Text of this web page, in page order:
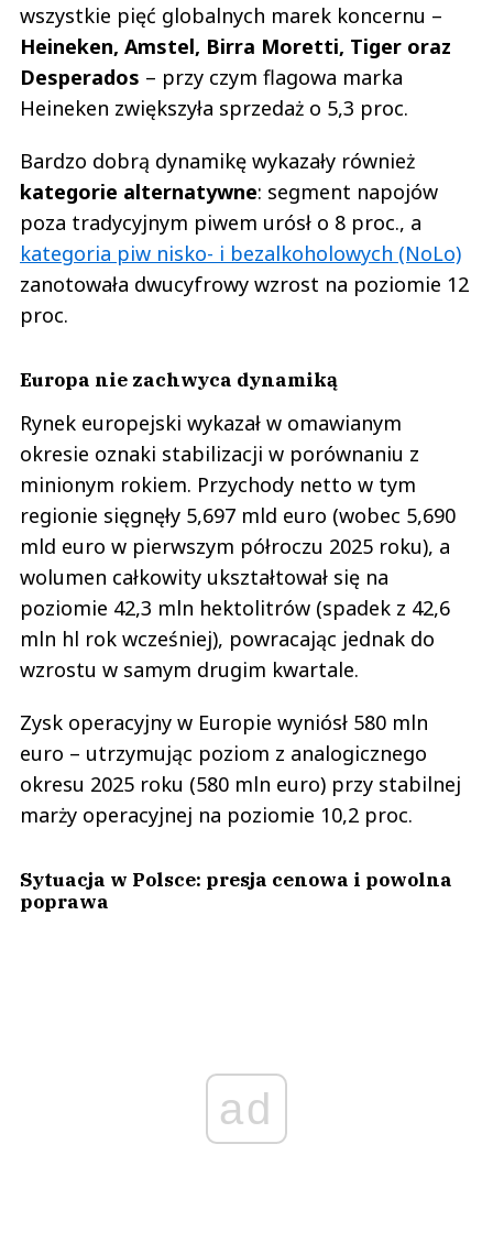
wszystkie pięć globalnych marek koncernu –
Heineken, Amstel, Birra Moretti, Tiger oraz
Desperados – przy czym flagowa marka
Heineken zwiększyła sprzedaż o 5,3 proc.
Bardzo dobrą dynamikę wykazały również
kategorie alternatywne: segment napojów
poza tradycyjnym piwem urósł o 8 proc., a
kategoria piw nisko- i bezalkoholowych (NoLo)
zanotowała dwucyfrowy wzrost na poziomie 12
proc.
Europa nie zachwyca dynamiką
Rynek europejski wykazał w omawianym
okresie oznaki stabilizacji w porównaniu z
minionym rokiem. Przychody netto w tym
regionie sięgnęły 5,697 mld euro (wobec 5,690
mld euro w pierwszym półroczu 2025 roku), a
wolumen całkowity ukształtował się na
poziomie 42,3 mln hektolitrów (spadek z 42,6
mln hl rok wcześniej), powracając jednak do
wzrostu w samym drugim kwartale.
Zysk operacyjny w Europie wyniósł 580 mln
euro – utrzymując poziom z analogicznego
okresu 2025 roku (580 mln euro) przy stabilnej
marży operacyjnej na poziomie 10,2 proc.
Sytuacja w Polsce: presja cenowa i powolna
poprawa
ad